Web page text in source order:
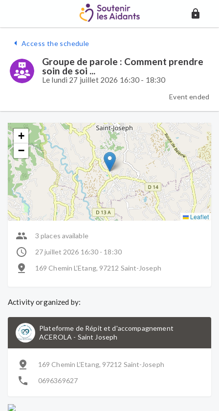
Access the schedule
Groupe de parole : Comment prendre
soin de soi ...
Le lundi 27 juillet 2026 16:30 - 18:30
Event ended
+
−
Leaflet
3 places available
27 juillet 2026 16:30 - 18:30
169 Chemin L’Etang, 97212 Saint-Joseph
Activity organized by:
Plateforme de Répit et d'accompagnement
ACEROLA - Saint Joseph
169 Chemin L’Etang, 97212 Saint-Joseph
0696369627